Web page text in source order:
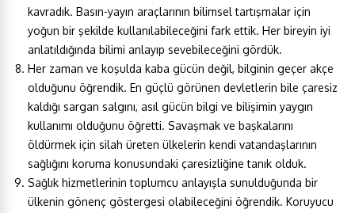
kavradık. Basın-yayın araçlarının bilimsel tartışmalar için
yoğun bir şekilde kullanılabileceğini fark ettik. Her bireyin iyi
anlatıldığında bilimi anlayıp sevebileceğini gördük.
Her zaman ve koşulda kaba gücün değil, bilginin geçer akçe
olduğunu öğrendik. En güçlü görünen devletlerin bile çaresiz
kaldığı sargan salgını, asıl gücün bilgi ve bilişimin yaygın
kullanımı olduğunu öğretti. Savaşmak ve başkalarını
öldürmek için silah üreten ülkelerin kendi vatandaşlarının
sağlığını koruma konusundaki çaresizliğine tanık olduk.
Sağlık hizmetlerinin toplumcu anlayışla sunulduğunda bir
ülkenin gönenç göstergesi olabileceğini öğrendik. Koruyucu